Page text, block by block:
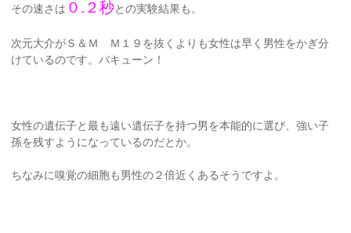
その速さは ０.２秒との実験結果も。
次元大介がＳ＆Ｍ Ｍ１９を抜くよりも女性は早く男性をかぎ分
けているのです。バキューン！
女性の遺伝子と最も遠い遺伝子を持つ男を本能的に選び、強い子
孫を残すようになっているのだとか。
ちなみに嗅覚の細胞も男性の２倍近くあるそうですよ。